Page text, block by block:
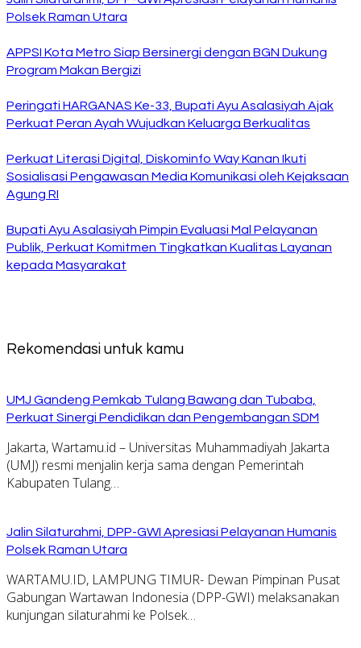
Polsek Raman Utara
APPSI Kota Metro Siap Bersinergi dengan BGN Dukung
Program Makan Bergizi
Peringati HARGANAS Ke-33, Bupati Ayu Asalasiyah Ajak
Perkuat Peran Ayah Wujudkan Keluarga Berkualitas
Perkuat Literasi Digital, Diskominfo Way Kanan Ikuti
Sosialisasi Pengawasan Media Komunikasi oleh Kejaksaan
Agung RI
Bupati Ayu Asalasiyah Pimpin Evaluasi Mal Pelayanan
Publik, Perkuat Komitmen Tingkatkan Kualitas Layanan
kepada Masyarakat
Rekomendasi untuk kamu
UMJ Gandeng Pemkab Tulang Bawang dan Tubaba,
Perkuat Sinergi Pendidikan dan Pengembangan SDM
Jakarta, Wartamu.id – Universitas Muhammadiyah Jakarta
(UMJ) resmi menjalin kerja sama dengan Pemerintah
Kabupaten Tulang…
Jalin Silaturahmi, DPP-GWI Apresiasi Pelayanan Humanis
Polsek Raman Utara
WARTAMU.ID, LAMPUNG TIMUR- Dewan Pimpinan Pusat
Gabungan Wartawan Indonesia (DPP-GWI) melaksanakan
kunjungan silaturahmi ke Polsek…